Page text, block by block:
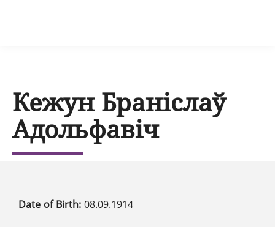
Кежун Браніслаў
Адольфавіч
Date of Birth: 08.09.1914